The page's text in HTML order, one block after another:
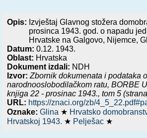
Opis: Izvještaj Glavnog stožera
prosinca 1943. god. o napadu
Hrvatske na Galgovo, Nijemce,
Datum:0.12. 1943.
Oblast: Hrvatska
Dokument izdali: NDH
Izvor: Zbornik dokumenata i podataka o
narodnooslobodilačkom ratu,BORBE
knjiga 22 - prosinac 1943., tom 5
URL: https://znaci.org/zb/
Oznake:Glina ★ Hrvatsko
Hrvatskoj 1943. ★ Pelješac ★